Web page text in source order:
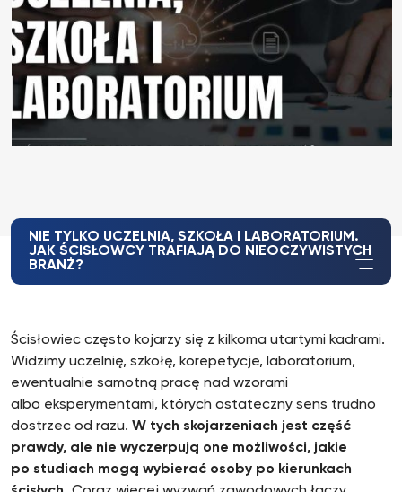
NIE TYLKO UCZELNIA, SZKOŁA I LABORATORIUM.
JAK ŚCISŁOWCY TRAFIAJĄ DO NIEOCZYWISTYCH
BRANŻ?
Ścisłowiec często kojarzy się z kilkoma utartymi kadrami.
Widzimy uczelnię, szkołę, korepetycje, laboratorium,
ewentualnie samotną pracę nad wzorami
albo eksperymentami, których ostateczny sens trudno
dostrzec od razu. W tych skojarzeniach jest część
prawdy, ale nie wyczerpują one możliwości, jakie
po studiach mogą wybierać osoby po kierunkach